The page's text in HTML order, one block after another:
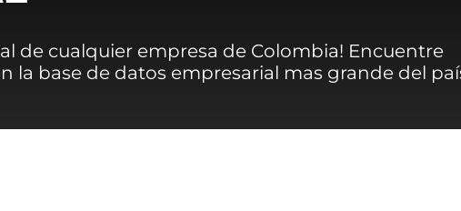
de cualquier empresa de Colombia! Encuentre
la base de datos empresarial mas grande del